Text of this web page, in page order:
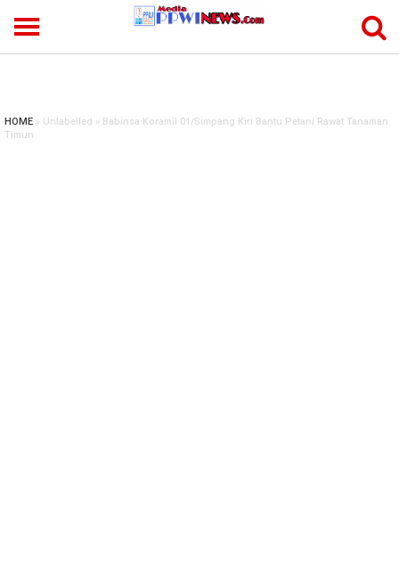
HOME » Unlabelled » Babinsa Koramil 01/Simpang Kiri Bantu Petani Rawat Tanaman
Timun